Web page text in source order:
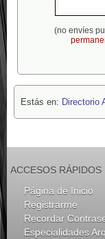
(no envíes
Estás en: Directorio
ACCESOS RÁPIDOS
Página de Inicio
Registrarme
Recordar
Especialidades